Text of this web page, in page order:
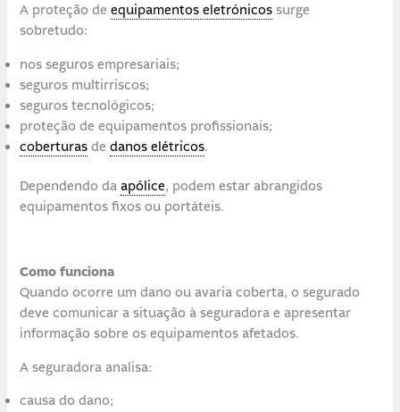
A proteção deequipamentos eletrónicos surge
sobretudo:
nos seguros empresariais;
seguros multirriscos;
seguros tecnológicos;
proteção de equipamentos profissionais;
coberturas dedanos elétricos.
Dependendo daapólice, podem estar abrangidos
equipamentos fixos ou portáteis.
Como funciona
Quando ocorre um dano ou avaria coberta, o segurado
deve comunicar a situação à seguradora e apresentar
informação sobre os equipamentos afetados.
A seguradora analisa:
causa do dano;